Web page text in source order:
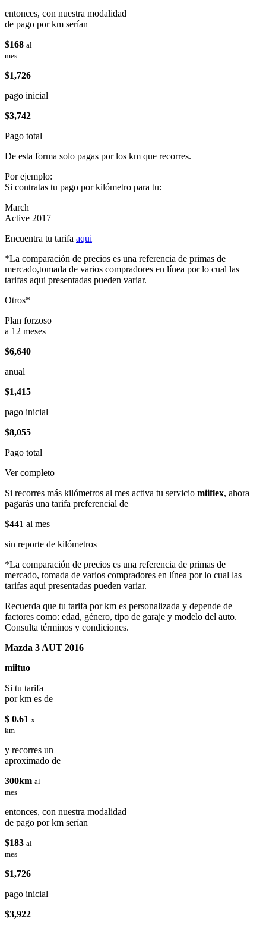
entonces, con nuestra modalidad
de pago por km serían
$168 al
mes
$1,726
pago inicial
$3,742
Pago total
De esta forma solo pagas por los km que recorres.
Por ejemplo:
Si contratas tu pago por kilómetro para tu:
March
Active 2017
Encuentra tu tarifa aqui
*La comparación de precios es una referencia de primas de
mercado,tomada de varios compradores en línea por lo cual las
tarifas aqui presentadas pueden variar.
Otros*
Plan forzoso
a 12 meses
$6,640
anual
$1,415
pago inicial
$8,055
Pago total
Ver completo
Si recorres más kilómetros al mes activa tu servicio miiflex, ahora
pagarás una tarifa preferencial de
$441 al mes
sin reporte de kilómetros
*La comparación de precios es una referencia de primas de
mercado, tomada de varios compradores en línea por lo cual las
tarifas aqui presentadas pueden variar.
Recuerda que tu tarifa por km es personalizada y depende de
factores como: edad, género, tipo de garaje y modelo del auto.
Consulta términos y condiciones.
Mazda 3 AUT 2016
miituo
Si tu tarifa
por km es de
$ 0.61 x
km
y recorres un
aproximado de
300km al
mes
entonces, con nuestra modalidad
de pago por km serían
$183 al
mes
$1,726
pago inicial
$3,922